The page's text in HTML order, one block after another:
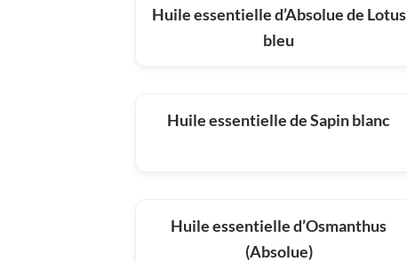
Huile essentielle d’Absolue de Lotus
bleu
Huile essentielle de Sapin blanc
Huile essentielle d’Osmanthus
(Absolue)